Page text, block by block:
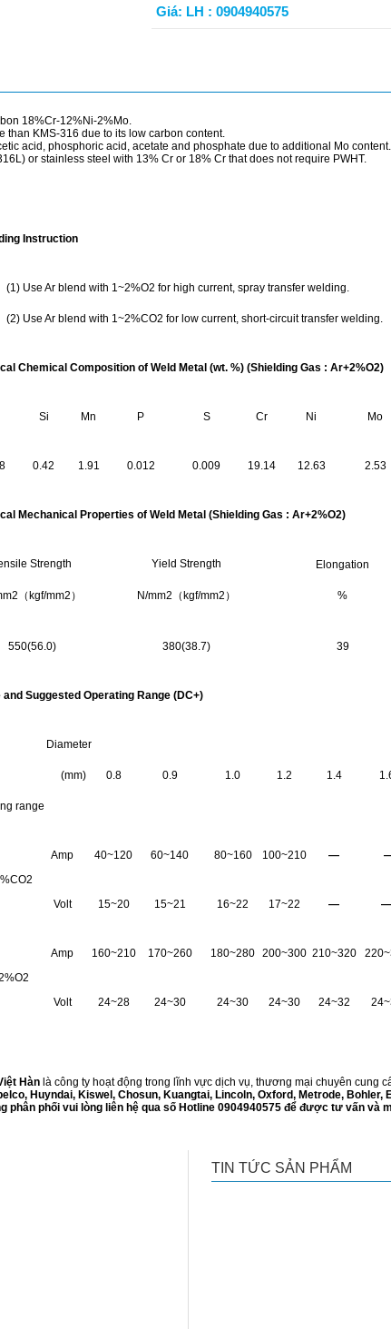
Giá: LH : 0904940575
18%Cr-12%Ni-2%Mo.
than KMS-316 due to its low carbon content.
acid, phosphoric acid, acetate and phosphate due to additional Mo content.
or stainless steel with 13% Cr or 18% Cr that does not require PWHT.
Instruction
(1) Use Ar blend with 1~2%O2 for high current, spray transfer welding.
(2) Use Ar blend with 1~2%CO2 for low current, short-circuit transfer welding.
Chemical Composition of Weld Metal (wt. %) (Shielding Gas : Ar+2%O2)
Si Mn P S Cr Ni Mo
0.42 1.91 0.012 0.009 19.14 12.63 2.53
Mechanical Properties of Weld Metal (Shielding Gas : Ar+2%O2)
Strength
（kgf/mm2）
Yield Strength
N/mm2（kgf/mm2）
Elongation
%
550(56.0) 380(38.7) 39
and Suggested Operating Range (DC+)
Diameter
(mm)
range
0.8 0.9 1.0 1.2 1.4
Amp 40~120 60~140 80~160 100~210 —
Volt 15~20 15~21 16~22 17~22 — —
Amp 160~210 170~260 180~280 200~300 210~320
Volt 24~28 24~30 24~30 24~30 24~32
Hàn là công ty hoạt động trong lĩnh vực dịch vụ, thương mại chuyên cung
Huyndai, Kiswel, Chosun, Kuangtai, Lincoln, Oxford, Metrode, Bohler,
phân phối vui lòng liên hệ qua số Hotline 0904940575 để được tư vấn và
TIN TỨC SẢN PHẨM